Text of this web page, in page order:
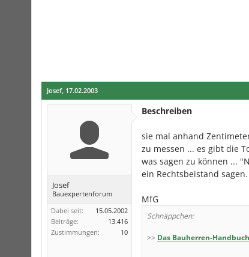
Josef, 17.02.2003
Josef
Bauexpertenforum
Dabei seit:
15.05.2002
Beiträge:
13.416
Zustimmungen:
10
Beschreiben
sie mal anhand
zu messen ... es gibt die
was sagen zu können ...
ein Rechtsbeistand sagen.
MfG
Schnäppchen:
>> Das Bauherren-Handbuch